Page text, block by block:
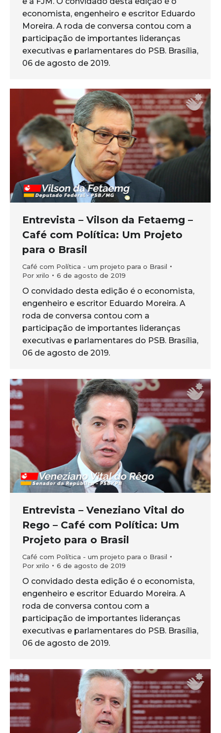
economista, engenheiro e escritor Eduardo
Moreira. A roda de conversa contou com a
participação de importantes lideranças
executivas e parlamentares do PSB. Brasília,
06 de agosto de 2019.
Entrevista – Vilson da Fetaemg –
Café com Política: Um Projeto
para o Brasil
Café com Política - um projeto para o Brasil
Por xrilo 6 de agosto de 2019
O convidado desta edição é o economista,
engenheiro e escritor Eduardo Moreira. A
roda de conversa contou com a
participação de importantes lideranças
executivas e parlamentares do PSB. Brasília,
06 de agosto de 2019.
Entrevista – Veneziano Vital do
Rego – Café com Política: Um
Projeto para o Brasil
Café com Política - um projeto para o Brasil
Por xrilo 6 de agosto de 2019
O convidado desta edição é o economista,
engenheiro e escritor Eduardo Moreira. A
roda de conversa contou com a
participação de importantes lideranças
executivas e parlamentares do PSB. Brasília,
06 de agosto de 2019.